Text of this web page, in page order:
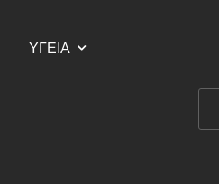
ΥΓΕΙΑ